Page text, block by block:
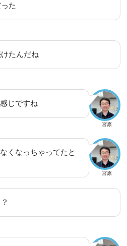
た
たんだね
宮原
じですね
宮原
くなっちゃってたと